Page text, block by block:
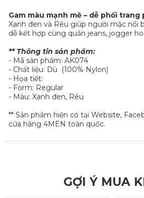
Gam màu mạnh mẽ – dễ phối trang
Xanh đen và Rêu giúp người mặc nổi
dễ kết hợp cùng quần jeans, jogger
** Thông tin sản phẩm:
- Mã sản phẩm: AK074
- Chất liệu: Dù (100% Nylon)
- Họa tiết:
- Form: Regular
- Màu: Xanh đen, Rêu
** Sản phẩm hiện có tại Website,
cửa hàng 4MEN toàn quốc.
GỢI Ý MUA